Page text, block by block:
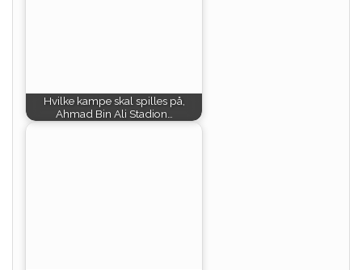
Hvilke kampe skal spilles på,
Ahmad Bin Ali Stadion…